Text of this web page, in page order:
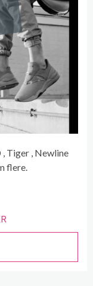
, Tiger , Newline
flere.